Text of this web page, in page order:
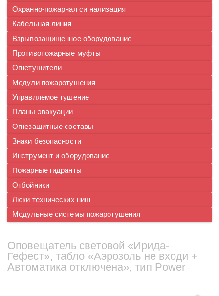
Охранно-пожарная сигнализация
Кабельная линия
Взрывозащищенное оборудование
Противопожарные муфты
Огнетушители
Модули пожаротушения
Управляемое тушение
Планы эвакуации
Огнезащитные составы
Знаки безопасности
Инструмент и оборудование
Пожарные гидранты
Отбойники
Люки технических ниш
Модульные системы пожаротушения
Оповещатель световой «Ирида-
Гефест», табло «Аэрозоль не входи +
Автоматика отключена», тип Power